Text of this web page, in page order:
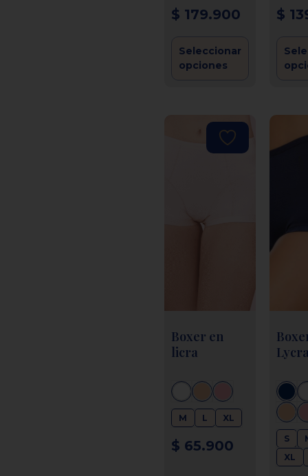
$ 179.900
Seleccionar
opciones
$
Boxer en
licra
M L XL
$ 65.900 S
XL